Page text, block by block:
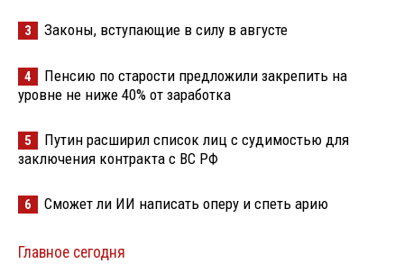
3 Законы, вступающие в силу в августе
4
Пенсию по старости предложили закрепить на
уровне не ниже 40% от заработка
5
Путин расширил список лиц с судимостью для
заключения контракта с ВС РФ
6 Сможет ли ИИ написать оперу и спеть арию
Главное сегодня